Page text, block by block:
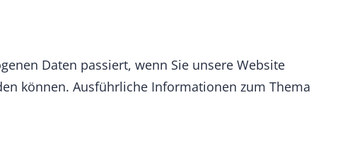
Daten passiert, wenn Sie unsere Website
können. Ausführliche Informationen zum Thema